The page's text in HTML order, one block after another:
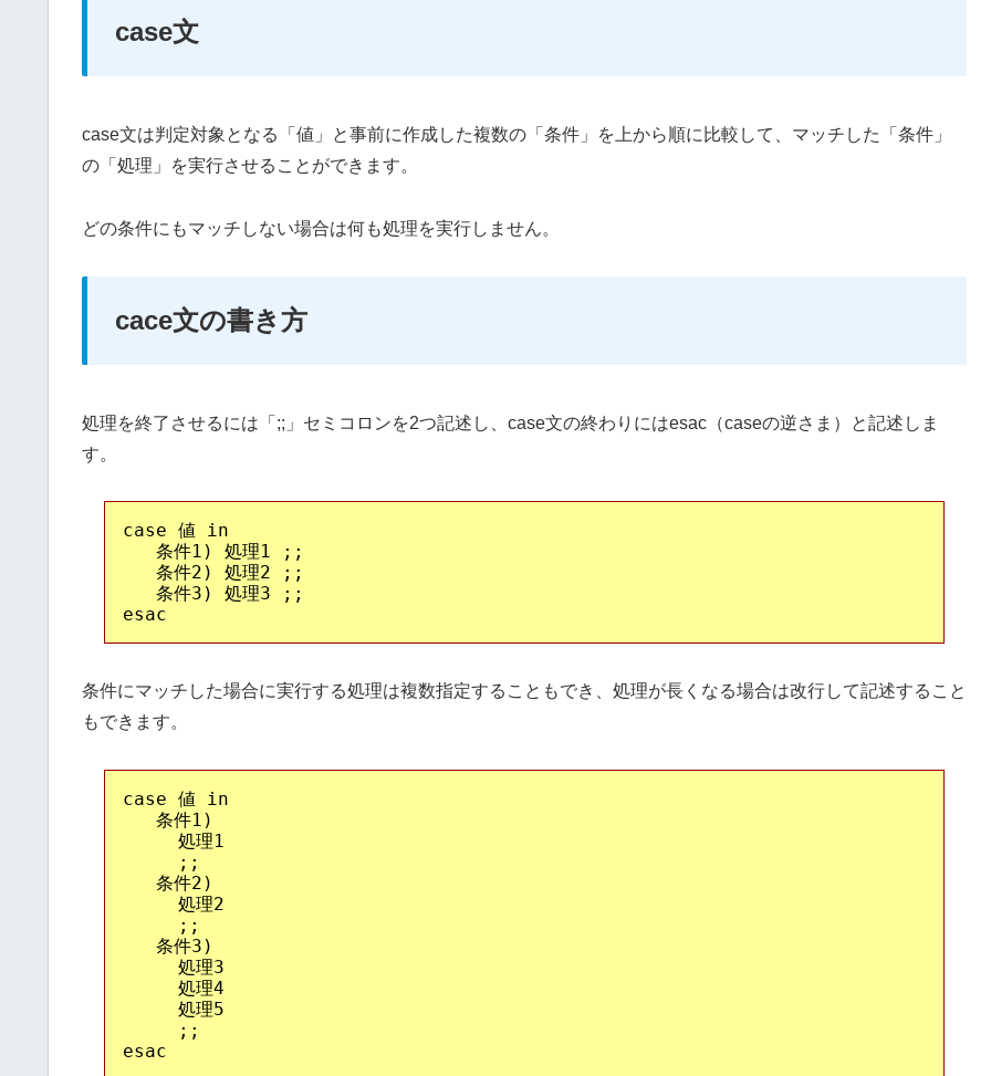
case文
case文は判定対象となる「値」と事前に作成した複数の「条件」を上から順に比較して、マッチした「条件」
の「処理」を実行させることができます。
どの条件にもマッチしない場合は何も処理を実行しません。
cace文の書き方
処理を終了させるには「;;」セミコロンを2つ記述し、case文の終わりにはesac（caseの逆さま）と記述しま
す。
case 値 in
   条件1) 処理1 ;;
   条件2) 処理2 ;;
   条件3) 処理3 ;;
条件にマッチした場合に実行する処理は複数指定することもでき、処理が長くなる場合は改行して記述すること
もできます。
case 値 in
   条件1)
     処理1
     ;;
   条件2)
     処理2
     ;;
   条件3)
     処理3
     処理4
     処理5
     ;;